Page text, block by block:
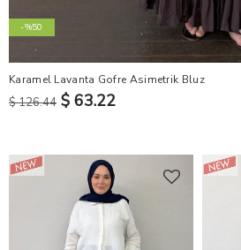
-%50
Karamel Lavanta Gofre Asimetrik Bluz
$ 126.44 $ 63.22